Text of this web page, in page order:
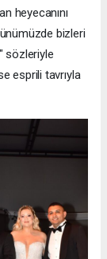
heyecanını
bizleri
sözleriyle
esprili tavrıyla